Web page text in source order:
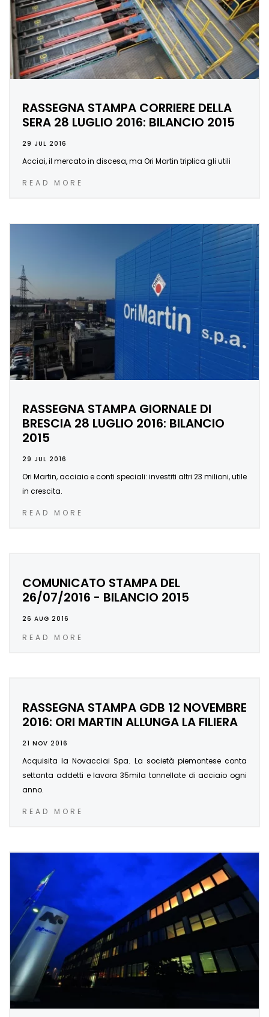
RASSEGNA STAMPA CORRIERE DELLA
SERA 28 LUGLIO 2016: BILANCIO 2015
29 JUL 2016
Acciai, il mercato in discesa, ma Ori Martin triplica gli utili
READ MORE
RASSEGNA STAMPA GIORNALE DI
BRESCIA 28 LUGLIO 2016: BILANCIO
2015
29 JUL 2016
Ori Martin, acciaio e conti speciali: investiti altri 23 milioni, utile
in crescita.
READ MORE
COMUNICATO STAMPA DEL
26/07/2016 - BILANCIO 2015
26 AUG 2016
READ MORE
RASSEGNA STAMPA GDB 12 NOVEMBRE
2016: ORI MARTIN ALLUNGA LA FILIERA
21 NOV 2016
Acquisita la Novacciai Spa. La società piemontese conta
settanta addetti e lavora 35mila tonnellate di acciaio ogni
anno.
READ MORE